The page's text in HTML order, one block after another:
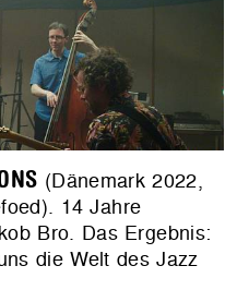
(Dänemark 2022,
14 Jahre
Bro. Das Ergebnis:
die Welt des Jazz